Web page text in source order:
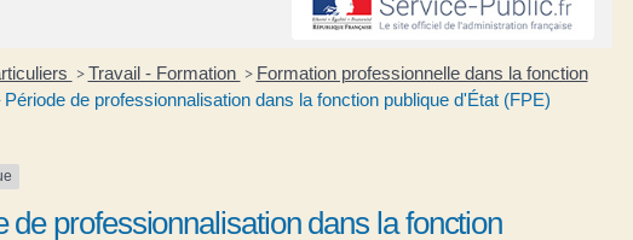
> Travail - Formation > Formation professionnelle dans la fonction
Période de professionnalisation dans la fonction publique d'État (FPE)
de professionnalisation dans la fonction